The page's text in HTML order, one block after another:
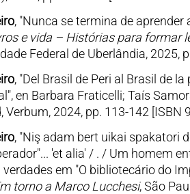
, "Nunca se termina de aprender
e vida – Histórias para formar
Federal de Uberlândia, 2025,
, "Del Brasil de Peri al Brasil de
en Barbara Fraticelli; Taís
Verbum, 2024, pp. 113-142 [ISBN
, "Niş adam bert uikai spakatori
'et alia' / . / Um homem
em "O bibliotecário do
torno a Marco Lucchesi, São